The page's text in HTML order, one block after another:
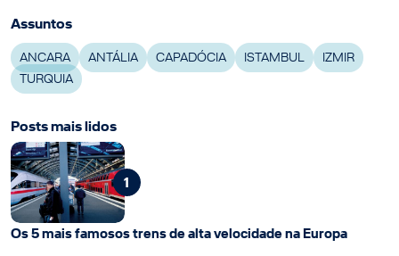
Assuntos
ANCARA ANTÁLIA CAPADÓCIA ISTAMBUL
IZMIR
TURQUIA
Posts mais lidos
1
Os 5 mais famosos trens de alta velocidade na Europa